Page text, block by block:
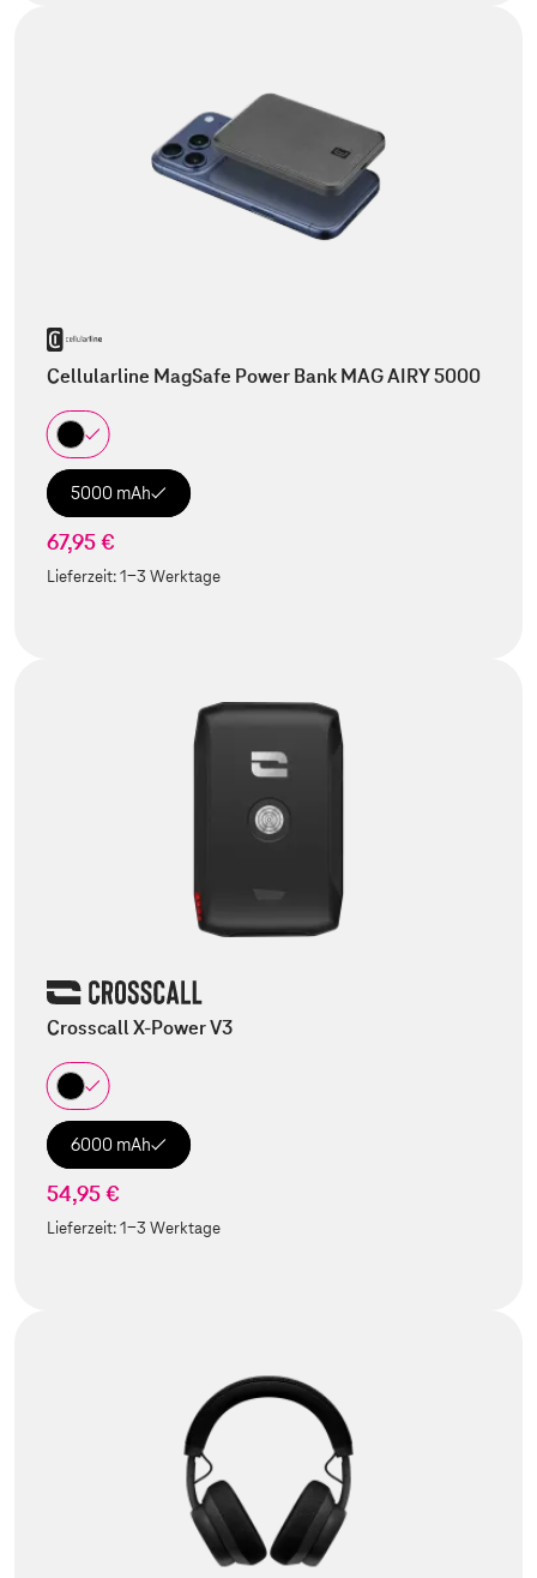
Cellularline MagSafe Power Bank MAG AIRY 5000
5000 mAh
67,95 €
Lieferzeit:1-3 Werktage
Crosscall X-Power V3
6000 mAh
54,95 €
Lieferzeit:1-3 Werktage